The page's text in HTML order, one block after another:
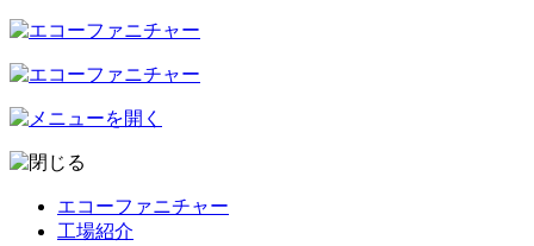
エコーファニチャー
工場紹介